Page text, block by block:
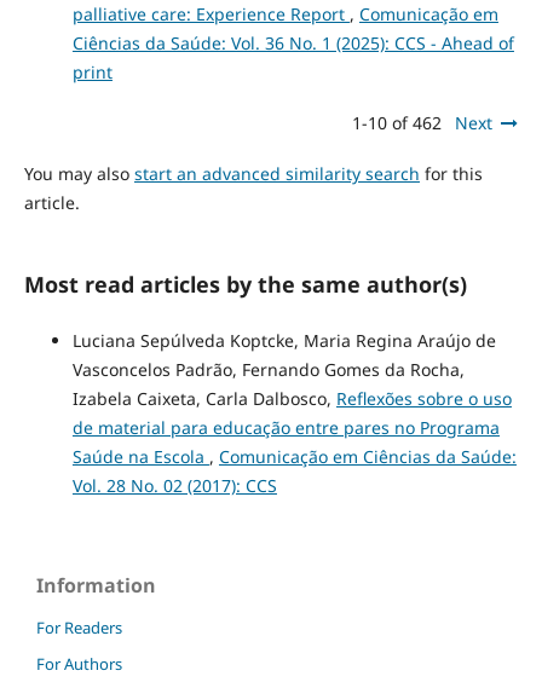
palliative care: Experience Report , Comunicação em
Ciências da Saúde: Vol. 36 No. 1 (2025): CCS - Ahead of
print
1-10 of 462 Next
You may also start an advanced similarity search for this
article.
Most read articles by the same author(s)
Luciana Sepúlveda Koptcke, Maria Regina Araújo de
Vasconcelos Padrão, Fernando Gomes da Rocha,
Izabela Caixeta, Carla Dalbosco, Reflexões sobre o uso
de material para educação entre pares no Programa
Saúde na Escola , Comunicação em Ciências da Saúde:
Vol. 28 No. 02 (2017): CCS
Information
For Readers
For Authors